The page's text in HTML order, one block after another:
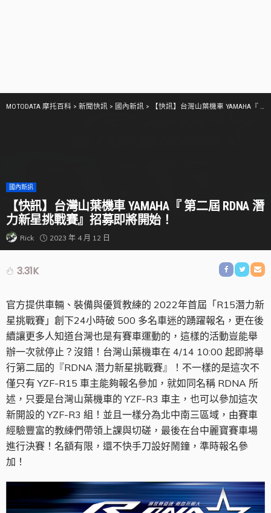
MOTODATA 摩托百科 > 新聞快訊 > 國內新訊 > 【快訊】台灣山葉機車 YAMAHA『 第二屆 RDNA 潛力新星挑戰賽』招募即將開始！
國內新訊
【快訊】台灣山葉機車 YAMAHA『 第二屆 RDNA 潛
力新星挑戰賽』招募即將開始！
Rick 2023 年 4 月 12 日
3.31K
官方提供車輛、裝備與優質教練的 2022年首屆「R15潛力新
星挑戰賽」創下24小時破 500 多名車迷的踴躍報名，更在後
續讓更多人知道台灣也是有賽車運動的，這樣的活動豈能舉
辦一次就停止？沒錯！台灣山葉機車在 4/14 10:00 起即將舉
行第二屆的『RDNA 潛力新星挑戰賽』！不一樣的是這次不
僅只有 YZF-R15 車主能夠報名參加，就如同名稱 RDNA 所
述，只要是台灣山葉機車的 YZF-R3 車主，也可以參加這次
新開設的 YZF-R3 組！並且一樣分為北中南三區域，由賽車
經驗豐富的教練們帶領上課與切磋，最後在台中麗寶賽車場
進行決賽！名額有限，還不快手刀設好鬧鐘，準時報名參
加！